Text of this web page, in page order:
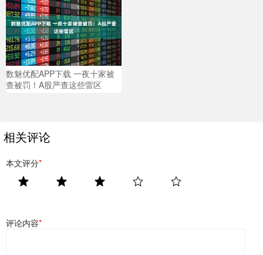
数魅优配APP下载 一夜十家被
查被罚！A股严查这些雷区
相关评论
本文评分*
评论内容*